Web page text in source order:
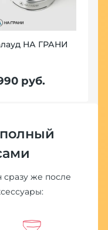
НА ГРАНИ
руб.
сразу же после